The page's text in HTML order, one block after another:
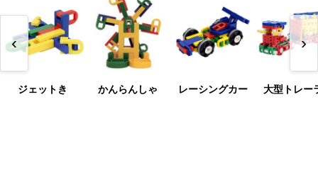
‹
ジェットき かんらんしゃ レーシングカー 大型トレー
›